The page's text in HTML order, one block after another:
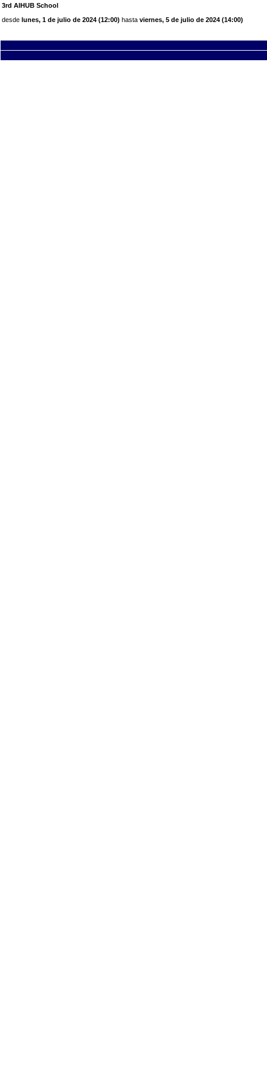
3rd AIHUB School
desde lunes, 1 de julio de 2024 (12:00) hasta viernes, 5 de julio de 2024 (14:00)